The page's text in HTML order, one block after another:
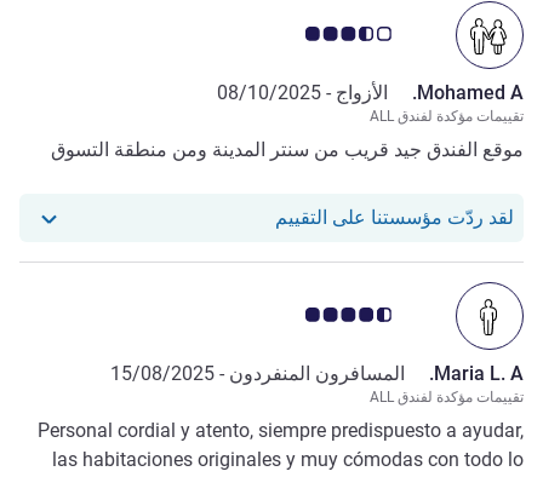
ملاحظة أراء العملاء 3.5/5
Mohamed A. الأزواج - 08/10/2025
تقييمات مؤكدة لفندق ALL
موقع الفندق جيد قريب من سنتر المدينة ومن منطقة التسوق
لقد ردّت مؤسستنا على التقييم استجاب فندقنا للمراجعة من Mohamed A.
ملاحظة أراء العملاء 4.5/5
Maria L. A. المسافرون المنفردون - 15/08/2025
تقييمات مؤكدة لفندق ALL
Personal cordial y atento, siempre predispuesto a ayudar,
las habitaciones originales y muy cómodas con todo lo